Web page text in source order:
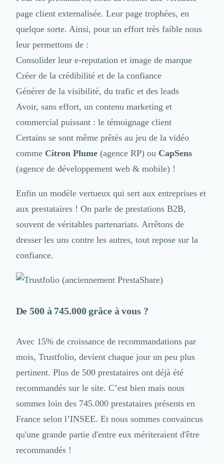
page client externalisée. Leur page trophées, en
quelque sorte. Ainsi, pour un effort très faible nous
leur permettons de :
Consolider leur e-reputation et image de marque
Créer de la crédibilité et de la confiance
Générer de la visibilité, du trafic et des leads
Avoir, sans effort, un contenu marketing et
commercial puissant : le témoignage client
Certains se sont même prêtés au jeu de la vidéo
comme Citron Plume(agence RP)ou CapSens
(agence de développement web & mobile)!
Enfin un modèle vertueux qui sert aux entreprises et
aux prestataires ! On parle de prestations B2B,
souvent de véritables partenariats. Arrêtons de
dresser les uns contre les autres, tout repose sur la
confiance.
De 500 à 745.000 grâce à vous ?
Avec 15% de croissance de recommandations par
mois, Trustfolio, devient chaque jour un peu plus
pertinent. Plus de 500 prestataires ont déjà été
recommandés sur le site. C’est bien mais nous
sommes loin des 745.000 prestataires présents en
France selon l’INSEE. Et nous sommes convaincus
qu'une grande partie d'entre eux mériteraient d'être
recommandés !